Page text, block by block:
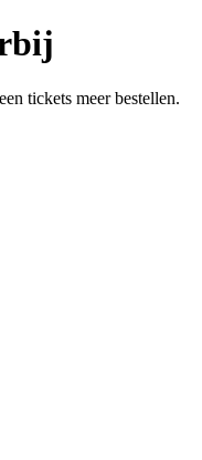
tickets meer bestellen.